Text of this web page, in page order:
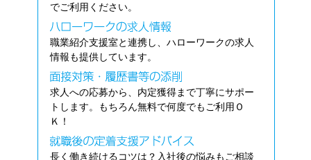
でご利用ください。
職業紹介支援室と連携し、ハローワークの求人
情報も提供しています。
求人への応募から、内定獲得まで丁寧にサポー
トします。もちろん無料で何度でもご利用Ｏ
Ｋ！
長く働き続けるコツは？入社後の悩みもご相談